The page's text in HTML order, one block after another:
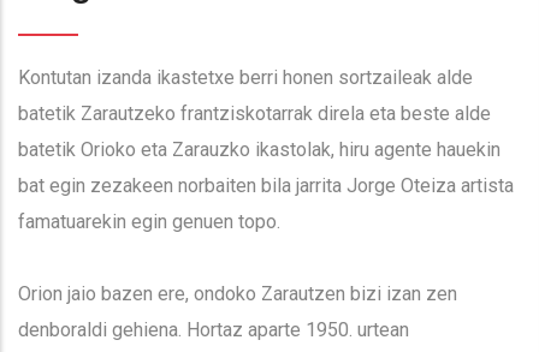
Kontutan izanda ikastetxe berri honen sortzaileak alde
batetik Zarautzeko frantziskotarrak direla eta beste alde
batetik Orioko eta Zarauzko ikastolak, hiru agente hauekin
bat egin zezakeen norbaiten bila jarrita Jorge Oteiza artista
famatuarekin egin genuen topo.
Orion jaio bazen ere, ondoko Zarautzen bizi izan zen
denboraldi gehiena. Hortaz aparte 1950. urtean